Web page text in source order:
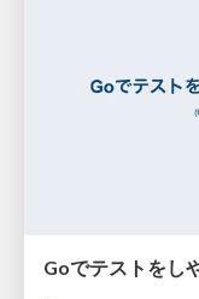
Goでテストをし